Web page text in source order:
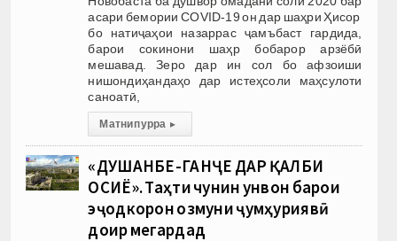
асари бемории COVID-19 он дар шаҳри Ҳисор
бо натиҷаҳои назаррас ҷамъбаст гардида,
барои сокинони шаҳр бобарор арзёбӣ
мешавад. Зеро дар ин сол бо афзоиши
нишондиҳандаҳо дар истеҳсоли маҳсулоти
саноатӣ,
Матни пурра ▸
«ДУШАНБЕ-ГАНҶЕ ДАР ҚАЛБИ
ОСИЁ». Таҳти чунин унвон барои
эҷодкорон озмуни ҷумҳуриявӣ
доир мегардад